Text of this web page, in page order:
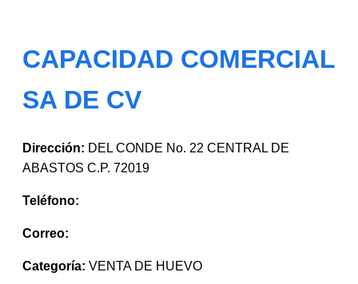
CAPACIDAD COMERCIAL
SA DE CV
Dirección: DEL CONDE No. 22 CENTRAL DE
ABASTOS C.P. 72019
Teléfono:
Correo:
Categoría: VENTA DE HUEVO